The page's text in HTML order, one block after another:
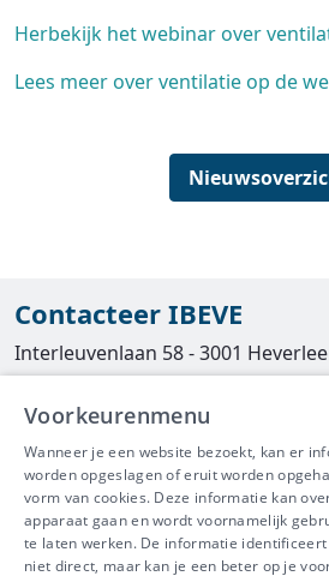
Herbekijk het webinar over
Lees meer over ventilatie op de
Contacteer IBEVE
Interleuvenlaan 58 - 3001 Heverlee
016/390490
info@ibeve.be
asbest@ibeve.be
Ondernemingsnummer: 0436 612
Voorkeurenmenu
Wanneer je een website bezoekt, kan er
worden opgeslagen of eruit worden
vorm van cookies. Deze informatie kan
apparaat gaan en wordt voornamelijk
te laten werken. De informatie
niet direct, maar kan je een beter op je